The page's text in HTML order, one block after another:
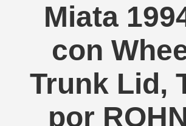
Miata
con
Trunk Lid,
por